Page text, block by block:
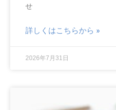
せ
詳しくはこちらから »
2026年7月31日